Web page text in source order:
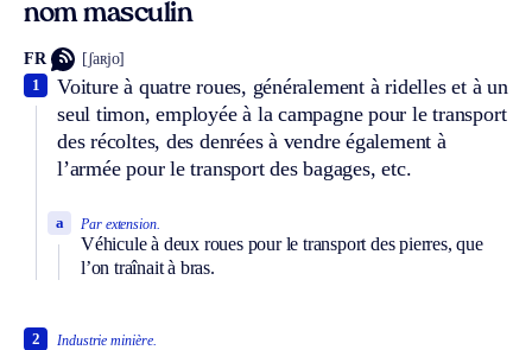
nom masculin
FR [ʃaʀjo]
Voiture à quatre roues, généralement à ridelles et à un
seul timon, employée à la campagne pour le transport
des récoltes, des denrées à vendre également à
l’armée pour le transport des bagages, etc.
1
Par extension.
Véhicule à deux roues pour le transport des pierres, que
l’on traînait à bras.
a
Industrie minière.
2